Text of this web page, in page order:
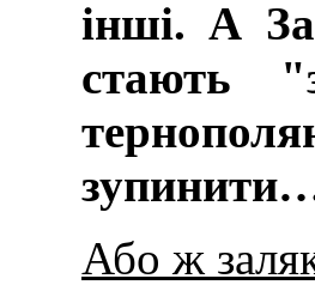
інші. А
стають
Або ж